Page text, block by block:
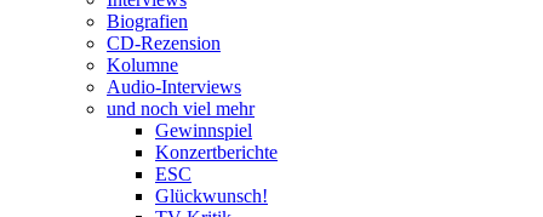
Biografien
CD-Rezension
Kolumne
Audio-Interviews
und noch viel mehr
Gewinnspiel
Konzertberichte
ESC
Glückwunsch!